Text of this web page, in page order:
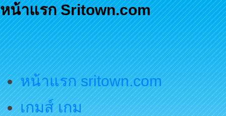
หน้าแรก Sritown.com
หน้าแรก sritown.com
เกมส์ เกม